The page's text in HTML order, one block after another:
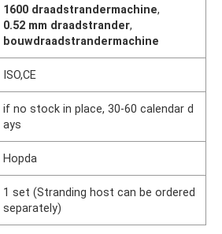
1600 draadstrandermachine,
0.52 mm draadstrander,
bouwdraadstrandermachine
ISO,CE
if no stock in place, 30-60 calendar d
ays
Hopda
1 set (Stranding host can be ordered
separately)